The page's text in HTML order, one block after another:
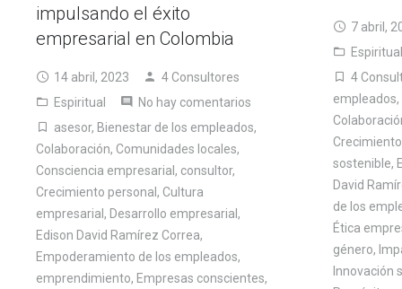
impulsando el éxito
empresarial en Colombia
14 abril, 2023
4 Consultores
Espiritual
No hay comentarios
asesor, Bienestar de los empleados,
Colaboración, Comunidades locales,
Consciencia empresarial, consultor,
Crecimiento personal, Cultura
empresarial, Desarrollo empresarial,
Edison David Ramírez Correa,
Empoderamiento de los empleados,
emprendimiento, Empresas conscientes,
7 abril,
Espiritual
4
empleados,
sostenible,
David
de los
Ética
género,
Innovación